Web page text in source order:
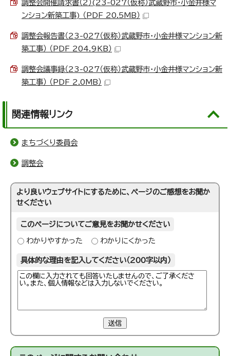
調整会開催請求書（2）(23-027（仮称）武蔵野市・小金井様マ
ンション新築工事) （PDF 20.5MB）
調整会報告書（23-027（仮称）武蔵野市・小金井様マンション新
築工事） （PDF 204.9KB）
調整会議事録（23-027（仮称）武蔵野市・小金井様マンション新
築工事） （PDF 2.0MB）
関連情報リンク
まちづくり委員会
調整会
より良いウェブサイトにするために、ページのご感想をお聞か
せください
このページについてご意見をお聞かせください
わかりやすかった わかりにくかった
具体的な理由を記入してください（200字以内）
送信